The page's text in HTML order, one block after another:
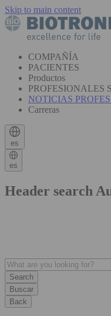
Skip to main content
COMPAÑÍA
PACIENTES
Productos
PROFESIONALES
NOTICIAS
Carreras
es
es
Header search
Buscar
Back